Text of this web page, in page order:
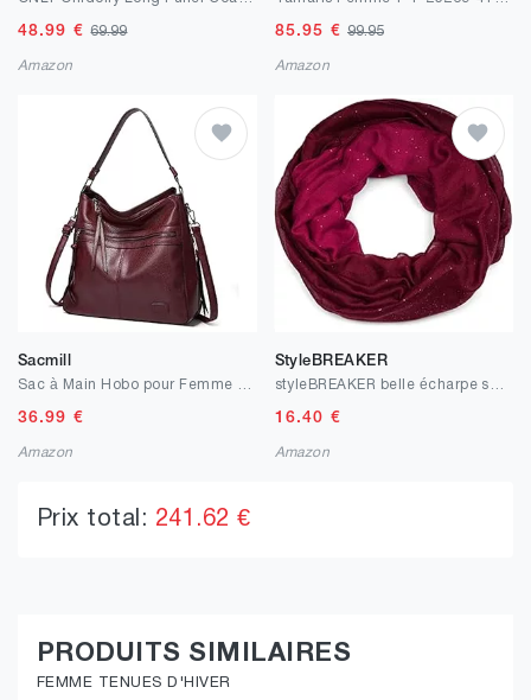
48.99 €69.99
Amazon
85.95 € 99.95
Amazon
Sacmill
36.99 €
Amazon
StyleBREAKER
16.40 €
Amazon
Prix total: 241.62 €
PRODUITS SIMILAIRES
FEMME TENUES D'HIVER